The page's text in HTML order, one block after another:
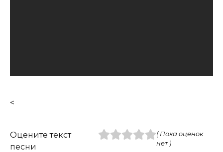
<
Оцените текст
песни
( Пока оценок
нет )